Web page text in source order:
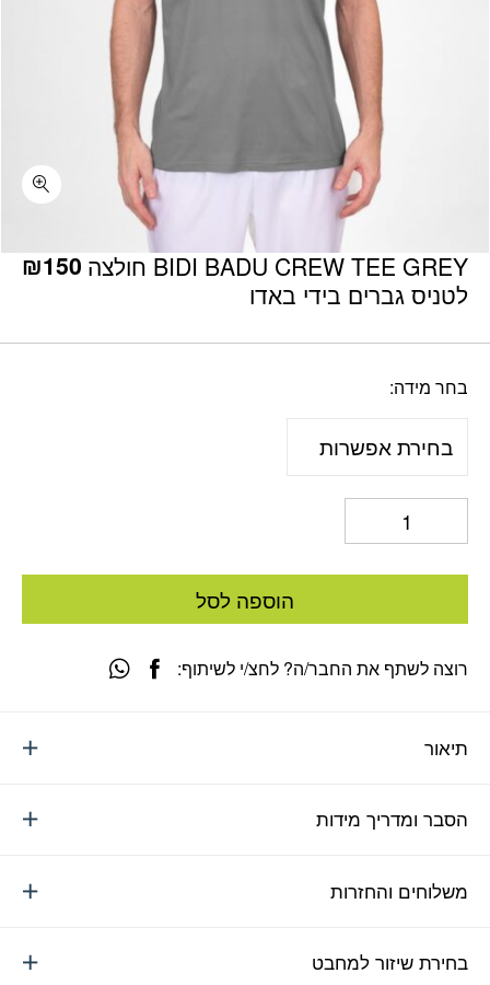
BIDI BADU CREW TEE GREY חולצה
לטניס גברים בידי באדו
₪150
בחר מידה
הוספה לסל
תיאור
הסבר ומדריך מידות
משלוחים והחזרות
בחירת שיזור למחבט
רוצה לשתף את החבר/ה? לחצ/י לשיתוף: